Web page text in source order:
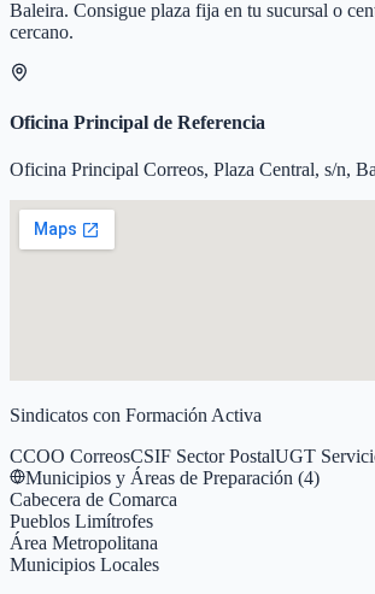
Baleira. Consigue plaza fija en tu sucursal o
cercano.
Oficina Principal de Referencia
Oficina Principal Correos, Plaza Central, s/n,
Sindicatos con Formación Activa
CCOO CorreosCSIF Sector PostalUGT
Municipios y Áreas de Preparación (4)
Cabecera de Comarca
Pueblos Limítrofes
Área Metropolitana
Municipios Locales